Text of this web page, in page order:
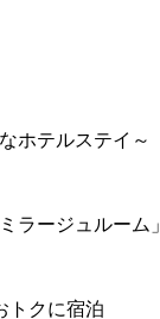
ホテルステイ～
ラージュルーム
トクに宿泊